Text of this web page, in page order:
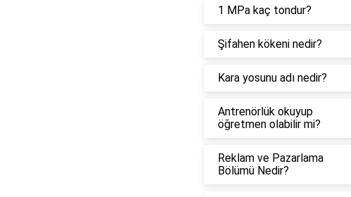
1 MPa kaç tondur?
Şifahen kökeni nedir?
Kara yosunu adı nedir?
Antrenörlük okuyup
öğretmen olabilir mi?
Reklam ve Pazarlama
Bölümü Nedir?